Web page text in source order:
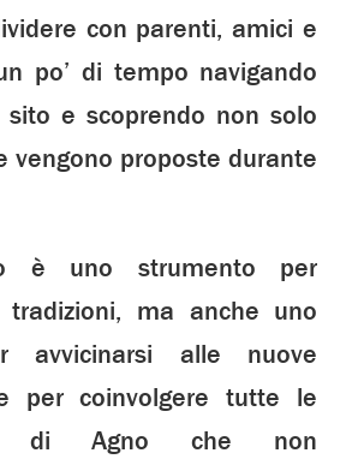
con parenti, amici e
po’ di tempo navigando
e scoprendo non solo
vengono proposte durante
è uno strumento per
tradizioni, ma anche uno
avvicinarsi alle nuove
per coinvolgere tutte le
di Agno che non